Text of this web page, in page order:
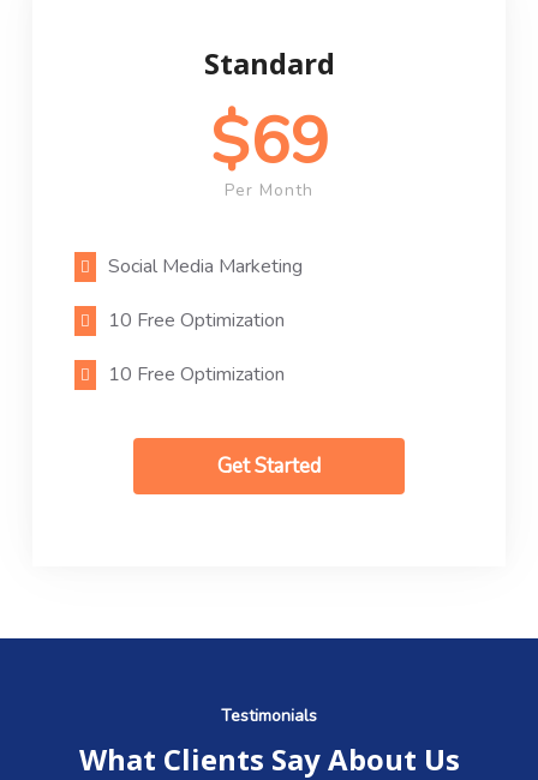
Standard
$69
Per Month
Social Media Marketing
10 Free Optimization
10 Free Optimization
Get Started
Testimonials
What Clients Say About Us